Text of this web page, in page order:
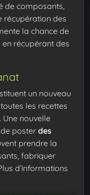
de composants,
récupération des
la chance de
récupérant des
un nouveau
les recettes
Une nouvelle
poster des
prendre la
fabriquer
d’informations